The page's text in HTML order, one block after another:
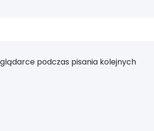
podczas pisania kolejnych